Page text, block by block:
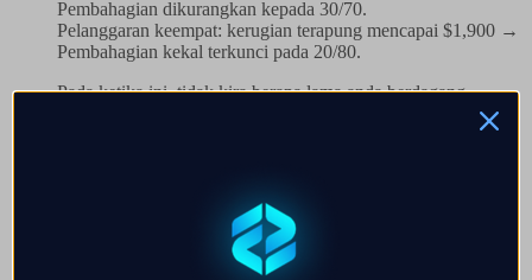
Pembahagian dikurangkan kepada 30/70.
Pelanggaran keempat: kerugian terapung mencapai $1,900 →
Pembahagian kekal terkunci pada 20/80.
Pada ketika ini, tidak kira berapa lama anda berdagang
dengan berjaya, anda tidak dapat mendapatkan pembahagian
perdagangan yang bertanggungjawab, mencegah kerugian
besar daripada posisi yang terlalu besar, dan menghargai
konsistensi dan disiplin dengan pembayaran terbaik yang